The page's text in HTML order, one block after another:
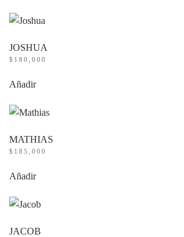
JOSHUA
$ 180,000
Añadir
MATHIAS
$ 185,000
Añadir
JACOB